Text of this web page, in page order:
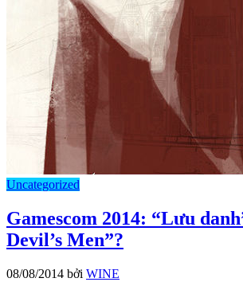
Uncategorized
Gamescom 2014: “Lưu
Devil’s Men”?
08/08/2014 bởi WINE